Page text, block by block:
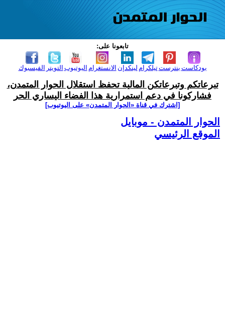
تابعونا على:
الفيسبوك التويتر اليوتيوب الانستغرام لينكدإن تيلكرامبنترست بودكاست
تبرعاتكم وتبرعاتكن المالية تحفظ استقلال الحوار المتمدن،
فشاركونا في دعم استمرارية هذا الفضاء اليساري الحر
[اشترك في قناة ‫«الحوار المتمدن» على اليوتيوب]
الحوار المتمدن - موبايل
الموقع الرئيسي